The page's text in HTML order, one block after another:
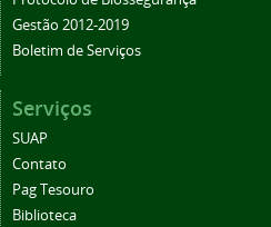
Gestão 2012-2019
Boletim de Serviços
Serviços
SUAP
Contato
Pag Tesouro
Biblioteca